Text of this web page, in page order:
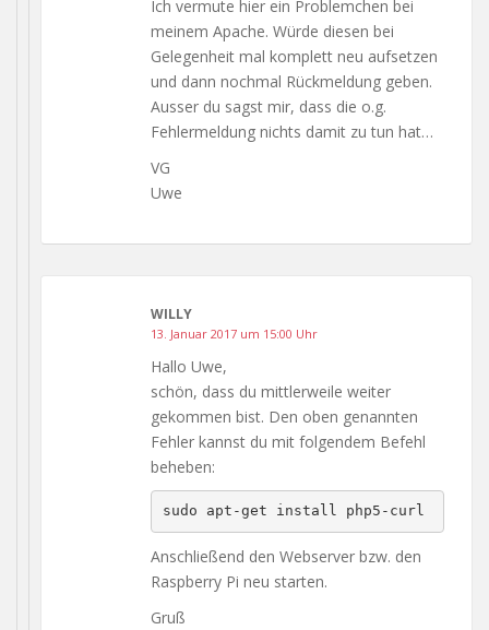
Ich vermute hier ein Problemchen bei
meinem Apache. Würde diesen bei
Gelegenheit mal komplett neu aufsetzen
und dann nochmal Rückmeldung geben.
Ausser du sagst mir, dass die o.g.
Fehlermeldung nichts damit zu tun hat…
VG
Uwe
WILLY
13. Januar 2017 um 15:00 Uhr
Hallo Uwe,
schön, dass du mittlerweile weiter
gekommen bist. Den oben genannten
Fehler kannst du mit folgendem Befehl
beheben:
sudo apt-get install php5-curl
Anschließend den Webserver bzw. den
Raspberry Pi neu starten.
Gruß